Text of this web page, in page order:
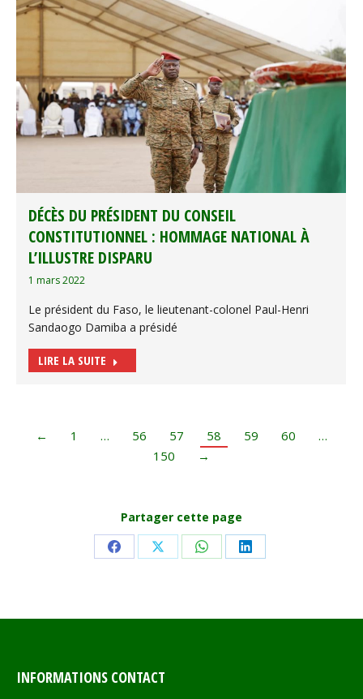
DÉCÈS DU PRÉSIDENT DU CONSEIL
CONSTITUTIONNEL : HOMMAGE NATIONAL À
L’ILLUSTRE DISPARU
1 mars 2022
Le président du Faso, le lieutenant-colonel Paul-Henri
Sandaogo Damiba a présidé
LIRE LA SUITE
← 1 … 56 57 58 59 60
…
150
→
Partager cette page
Share Share Share Share
INFORMATIONS CONTACT